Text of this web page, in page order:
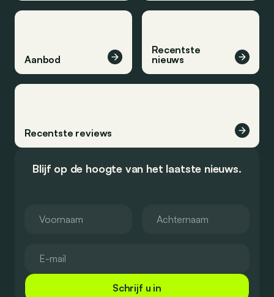
Aanbod
Recentste
nieuws
Recentste reviews
Blijf op de hoogte van het laatste nieuws.
Schrijf u in